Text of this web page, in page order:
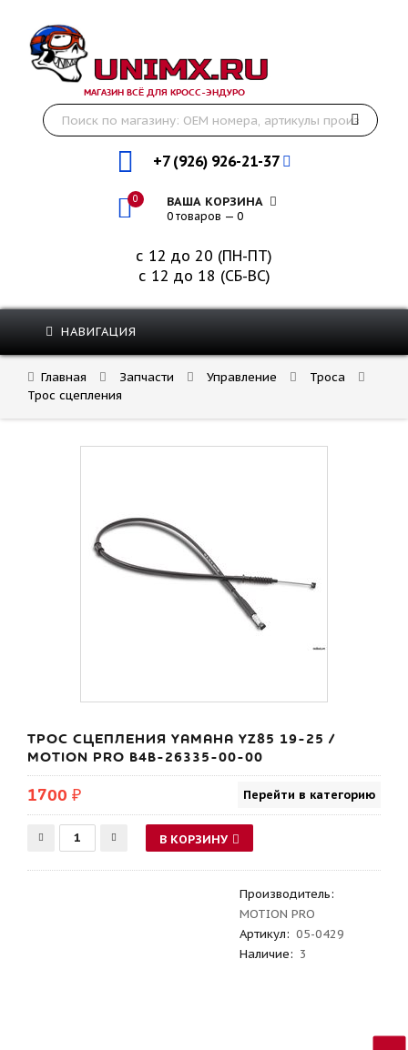
МАГАЗИН ВСЁ ДЛЯ КРОСС-ЭНДУРО
+7 (926) 926-21-37
0 ВАША КОРЗИНА
0 товаров — 0
с 12 до 20 (ПН-ПТ)
с 12 до 18 (СБ-ВС)
НАВИГАЦИЯ
Главная Запчасти Управление
Троса
Трос сцепления
ТРОС СЦЕПЛЕНИЯ YAMAHA YZ85 19-25 /
MOTION PRO B4B-26335-00-00
1700 ₽ Перейти в категорию
В КОРЗИНУ
Производитель:
MOTION PRO
Артикул: 05-0429
Наличие: 3